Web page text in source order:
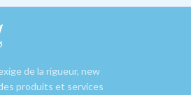
de la rigueur, new
produits et services